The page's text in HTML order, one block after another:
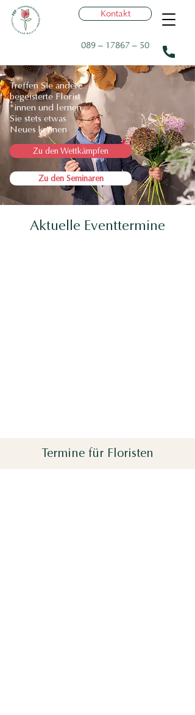
089 – 17867 – 50
Kontakt
Treffen Sie andere
begeisterte Florist
*innen und lernen
Sie stets etwas
Neues kennen
Zu den Wettkämpfen
Zu den Seminaren
Aktuelle Eventtermine
Termine für Floristen